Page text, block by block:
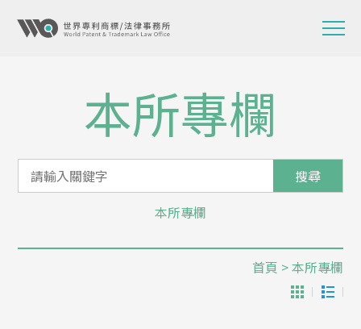
本所專欄
搜尋
本所專欄
首頁 > 本所專欄